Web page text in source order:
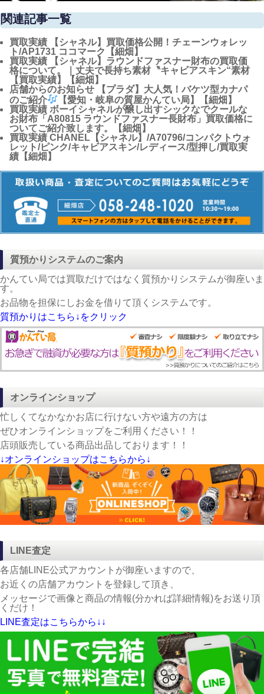
関連記事一覧
買取実績 【シャネル】買取価格公開！チェーンウォレッ
ト/AP1731 ココマーク【細畑】
買取実績 【シャネル】ラウンドファスナー財布の買取価
格について。｜丈夫で長持ち素材〝キャビアスキン“素材
【買取実績】【細畑】
店舗からのお知らせ 【プラダ】大人気！バケツ型カナパ
のご紹介
【愛知・岐阜の質屋かんてい局】【細畑】
買取実績 ボーイシャネルが醸し出すシックなでクールな
お財布「A80815 ラウンドファスナー長財布」買取価格に
ついてご紹介致します。【細畑】
買取実績 CHANEL【シャネル】/A70796/コンパクトウォ
レット/ピンク/キャビアスキン/レディース/型押し/買取実
績【細畑】
質預かりシステムのご案内
かんてい局では買取だけではなく質預かりシステムが御座いま
す。
お品物を担保にしお金を借りて頂くシステムです。
質預かりはこちら↓をクリック
オンラインショップ
忙しくてなかなかお店に行けない方や遠方の方は
ぜひオンラインショップをご利用ください！！
店頭販売している商品出品しております！！
↓オンラインショップはこちらから↓
LINE査定
各店舗LINE公式アカウントが御座いますので、
お近くの店舗アカウントを登録して頂き、
メッセージで画像と商品の情報(分かれば詳細情報)をお送り頂
くだけ！
LINE査定はこちらから↓↓